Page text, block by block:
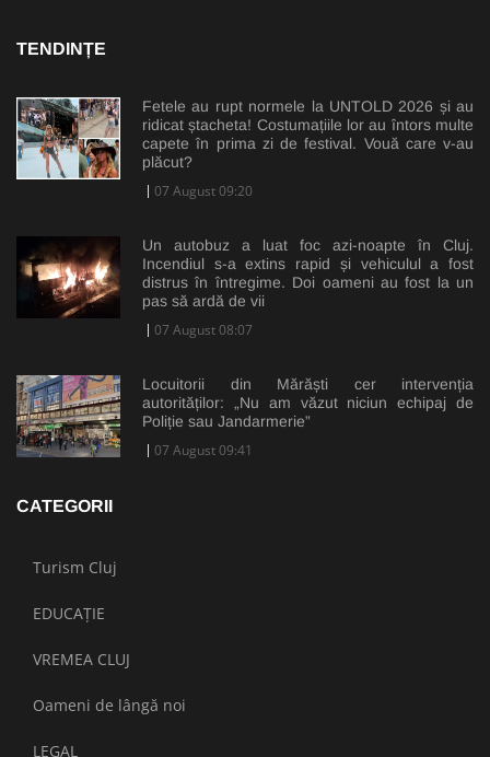
TENDINȚE
Fetele au rupt normele la UNTOLD 2026 și au
ridicat ștacheta! Costumațiile lor au întors multe
capete în prima zi de festival. Vouă care v-au
plăcut?
07 August 09:20
Un autobuz a luat foc azi-noapte în Cluj.
Incendiul s-a extins rapid și vehiculul a fost
distrus în întregime. Doi oameni au fost la un
pas să ardă de vii
07 August 08:07
Locuitorii din Mărăști cer intervenția
autorităților: „Nu am văzut niciun echipaj de
Poliție sau Jandarmerie”
07 August 09:41
CATEGORII
Turism Cluj
EDUCAȚIE
VREMEA CLUJ
Oameni de lângă noi
LEGAL